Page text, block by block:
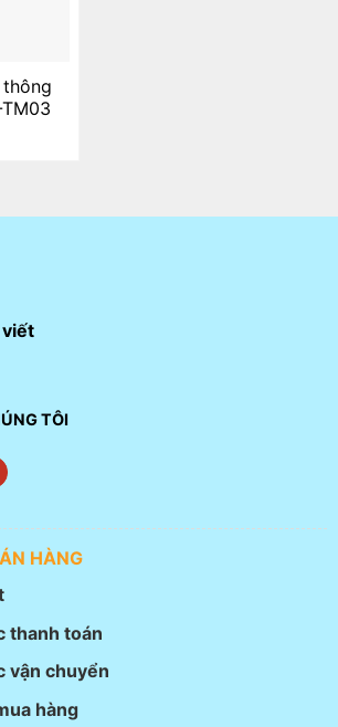
CHÚNG TÔI
HÀNG
thanh toán
vận chuyển
hàng